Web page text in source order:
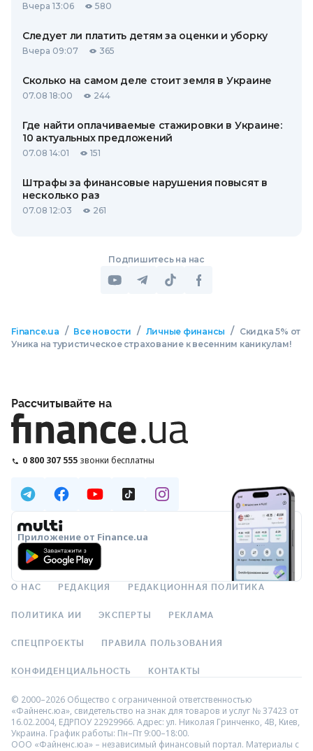
Вчера 13:06 580
Следует ли платить детям за оценки и уборку
Вчера 09:07 365
Сколько на самом деле стоит земля в Украине
07.08 18:00 244
Где найти оплачиваемые стажировки в Украине:
10 актуальных предложений
07.08 14:01 151
Штрафы за финансовые нарушения повысят в
несколько раз
07.08 12:03 261
Подпишитесь на нас
Finance.ua / Все новости / Личные финансы /
Скидка 5% от
Уника на туристическое страхование к весенним каникулам!
Рассчитывайте на
0 800 307 555 звонки бесплатны
Приложение от Finance.ua
О НАС РЕДАКЦИЯ РЕДАКЦИОННАЯ ПОЛИТИКА
ПОЛИТИКА ИИ ЭКСПЕРТЫ РЕКЛАМА
СПЕЦПРОЕКТЫ ПРАВИЛА ПОЛЬЗОВАНИЯ
КОНФИДЕНЦИАЛЬНОСТЬ КОНТАКТЫ
© 2000–2026 Общество с ограниченной ответственностью
«Файненс.юа», свидетельство на знак для товаров и услуг № 37423 от
16.02.2004, ЕДРПОУ 22929966. Адрес: ул. Николая Гринченко, 4В, Киев,
Украина. График работы: Пн–Пт 9:00–18:00.
ООО «Файненс.юа» – независимый финансовый портал. Материалы с